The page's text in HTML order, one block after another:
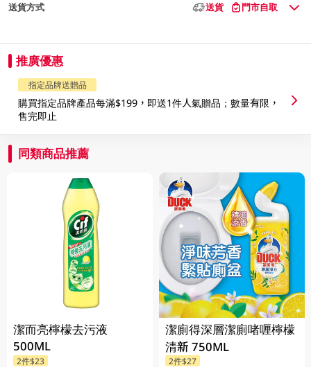
送貨方式 送貨 門市自取
推廣優惠
指定品牌送贈品
購買指定品牌產品每滿$199，即送1件人氣贈品；數量有限，
售完即止
同類商品推薦
潔而亮檸檬去污液
500ML
2件$23
潔廁得深層潔廁啫喱檸檬
清新 750ML
2件$27